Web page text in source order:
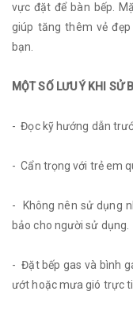
vực đặt để bàn bếp.
giúp tăng thêm vẻ
bạn.
MỘT SỐ LƯU Ý KHI SỬ
- Đọc kỹ hướng dẫn
- Cẩn trọng với trẻ em
- Không nên sử dụng
bảo cho người sử dụng.
- Đặt bếp gas và bình
ướt hoặc mưa gió trực